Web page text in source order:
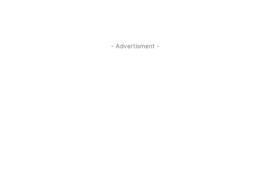
- Advertisment -